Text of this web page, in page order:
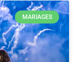
MARIAGES